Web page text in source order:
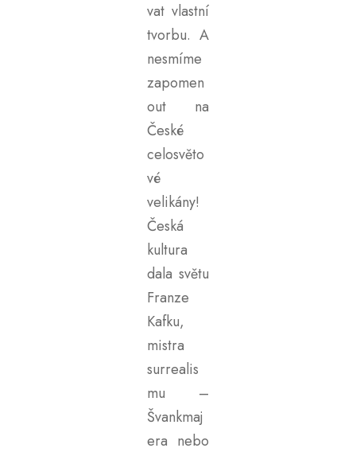
vat vlastní
tvorbu. A
nesmíme
zapomen
out na
České
celosvěto
vé
velikány!
Česká
kultura
dala světu
Franze
Kafku,
mistra
surrealis
mu –
Švankmaj
era nebo